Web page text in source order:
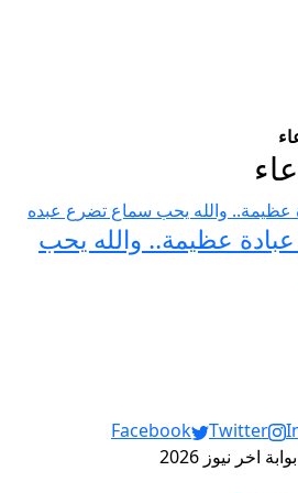
عبادة عظيمة.. والله يحب
Facebook Twitter
نيوز 2026